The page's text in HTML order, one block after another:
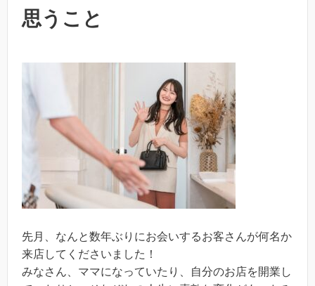
思うこと
先月、なんと数年ぶりにお会いするお客さんが何名か
来店してくださいました！
みなさん、ママになっていたり、自分のお店を開業し